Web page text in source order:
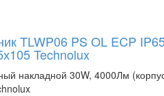
TLWP06 PS OL ECP
Technolux
накладной 30W, 4000Лм